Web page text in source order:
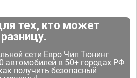
тех, кто может
сети Евро Чип Тюнинг
автомобилей в 50+ городах РФ
получить безопасный